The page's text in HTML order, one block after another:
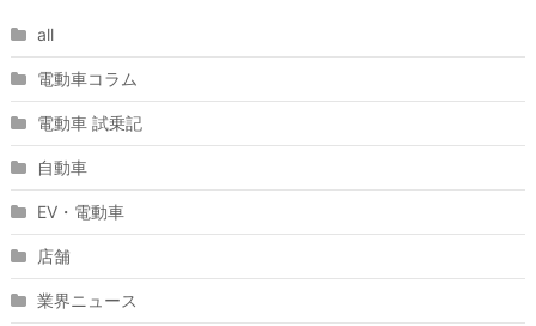
all
電動車コラム
電動車 試乗記
自動車
EV・電動車
店舗
業界ニュース